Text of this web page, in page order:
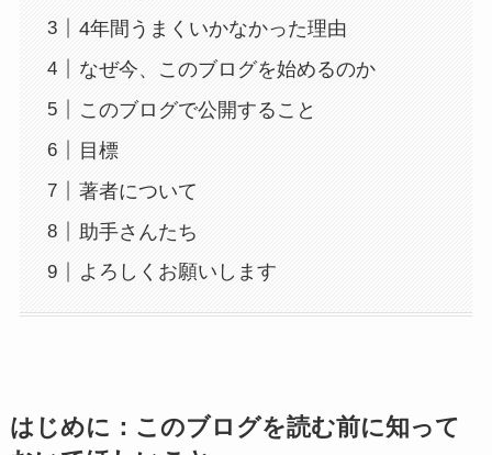
4年間うまくいかなかった理由
なぜ今、このブログを始めるのか
このブログで公開すること
目標
著者について
助手さんたち
よろしくお願いします
はじめに：このブログを読む前に知って